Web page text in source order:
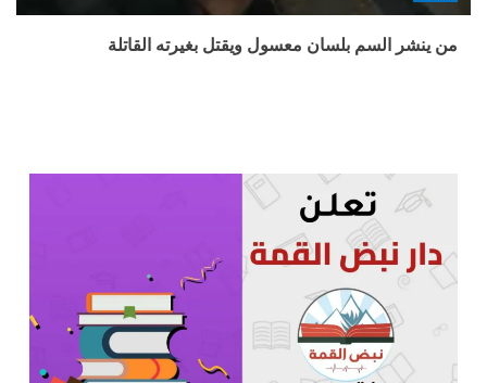
من ينشر السم بلسان معسول ويقتل بغيرته القاتلة